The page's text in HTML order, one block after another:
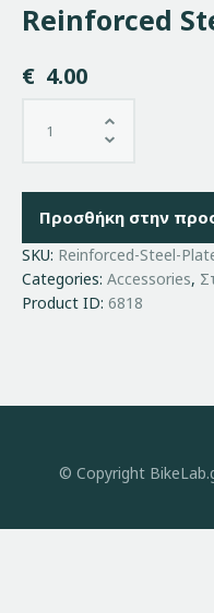
Reinforced
€ 4.00
Προσθήκη στην
SKU: Reinforced-Steel-
Categories: Accessories,
Product ID: 6818
© Copyright